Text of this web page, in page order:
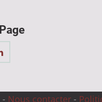
- Nous contacter -